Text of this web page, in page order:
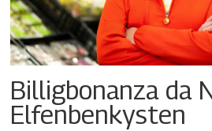
Billigbonanza da
Elfenbenkysten